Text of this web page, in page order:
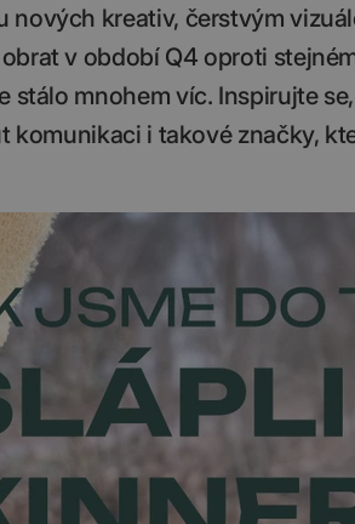
kreativ, čerstvým
v období Q4 oproti
mnohem víc. Inspirujte
komunikaci i takové značky,